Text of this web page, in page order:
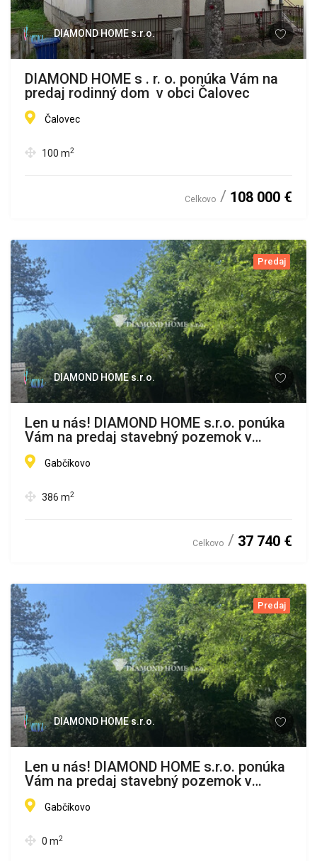
DIAMOND HOME s.r.o.
DIAMOND HOME s . r. o. ponúka Vám na
predaj rodinný dom v obci Čalovec
Čalovec
100 m2
Celkovo 108 000 €
Predaj
DIAMOND HOME s.r.o.
Len u nás! DIAMOND HOME s.r.o. ponúka
Vám na predaj stavebný pozemok v
Gabčíkove ,Dedinský ostrov v lokalite
Dedinsky ostrov
Gabčíkovo
386 m2
Celkovo 37 740 €
Predaj
DIAMOND HOME s.r.o.
Len u nás! DIAMOND HOME s.r.o. ponúka
Vám na predaj stavebný pozemok v
Gabčíkove ,Dedinský ostrov v lokalite
Dedinsky ostrov
Gabčíkovo
0 m2